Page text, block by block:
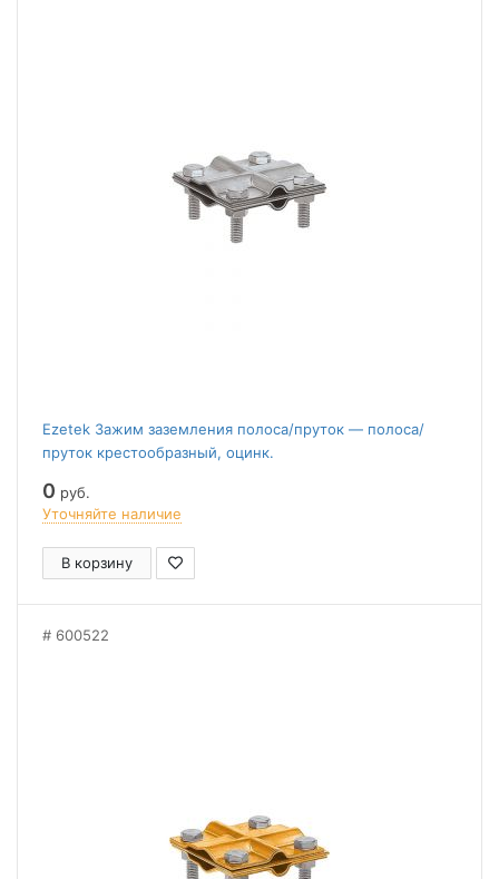
Ezetek Зажим заземления полоса/пруток — полоса/
пруток крестообразный, оцинк.
0 руб.
Уточняйте наличие
В корзину
600522